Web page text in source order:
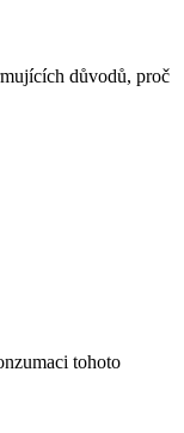
důvodů, proč
tohoto